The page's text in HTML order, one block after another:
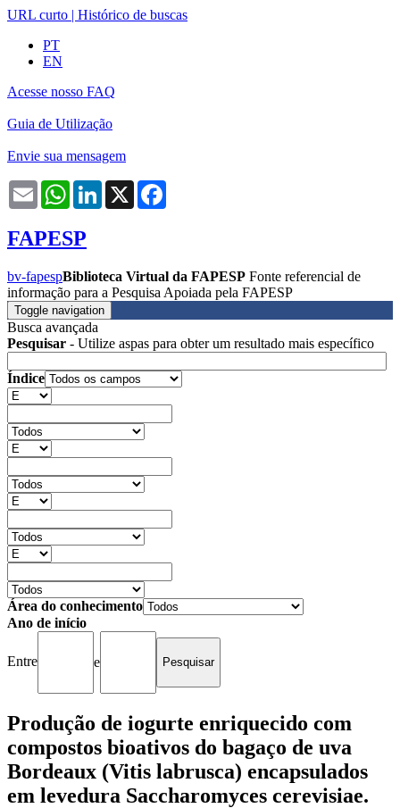
URL curto | Histórico de buscas
PT
EN
Acesse nosso FAQ
Guia de Utilização
Envie sua mensagem
Email WhatsAppLinkedIn
X
FAPESP
bv-fapespBiblioteca Virtual da FAPESP Fonte referencial de
informação para a Pesquisa Apoiada pela FAPESP
Toggle navigation
Busca avançada
Pesquisar - Utilize aspas para obter um resultado mais específico
Índice
Área do conhecimento
Ano de início
Entre e
Produção de iogurte enriquecido com
compostos bioativos do bagaço de uva
Bordeaux (Vitis labrusca) encapsulados
em levedura Saccharomyces cerevisiae.